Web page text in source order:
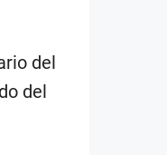
del
del